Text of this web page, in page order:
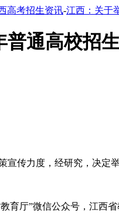
高考招生资讯-江西：关于
普通高校招
传力度，经研究，决定
育厅”微信公众号，江西